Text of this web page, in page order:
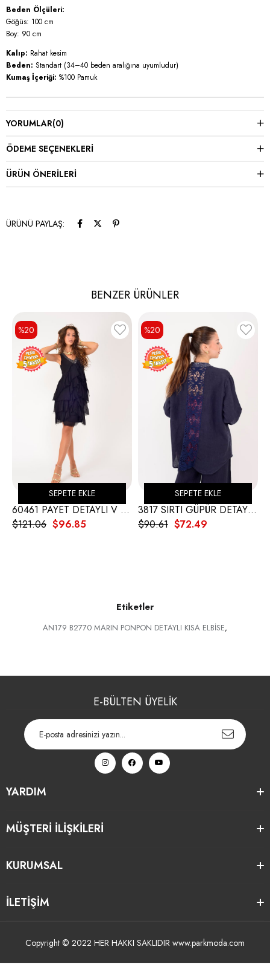
Beden Ölçüleri:
Göğüs: 100 cm
Boy: 90 cm
Kalıp: Rahat kesim
Beden: Standart (34–40 beden aralığına uyumludur)
Kumaş İçeriği: %100 Pamuk
YORUMLAR(0)
ÖDEME SEÇENEKLERI
ÜRÜN ÖNERILERI
ÜRÜNÜ PAYLAŞ:
BENZER ÜRÜNLER
60461 PAYET DETAYLI V YAKA KISA İPEK ELBİSE
$96.85
$121.06
SEPETE EKLE
%20
3817 SIRTI GÜPÜR DETAY KETEN GÖMLEK
$72.49
$90.61
SEPETE EKLE
%20
Etiketler
AN179 B2770 MARIN PONPON DETAYLI KISA ELBİSE,
İLETİŞİM
KURUMSAL
MÜŞTERİ İLİŞKİLERİ
YARDIM
E-BÜLTEN ÜYELİK
Copyright © 2022 HER HAKKI SAKLIDIR www.parkmoda.com